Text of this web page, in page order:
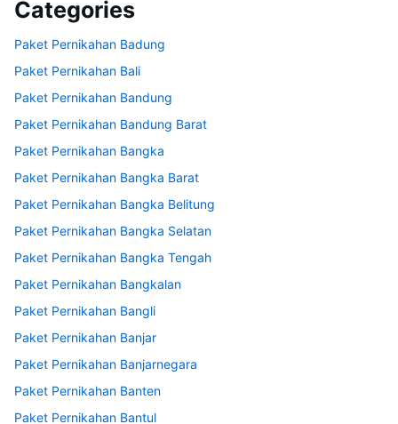
Categories
Paket Pernikahan Badung
Paket Pernikahan Bali
Paket Pernikahan Bandung
Paket Pernikahan Bandung Barat
Paket Pernikahan Bangka
Paket Pernikahan Bangka Barat
Paket Pernikahan Bangka Belitung
Paket Pernikahan Bangka Selatan
Paket Pernikahan Bangka Tengah
Paket Pernikahan Bangkalan
Paket Pernikahan Bangli
Paket Pernikahan Banjar
Paket Pernikahan Banjarnegara
Paket Pernikahan Banten
Paket Pernikahan Bantul